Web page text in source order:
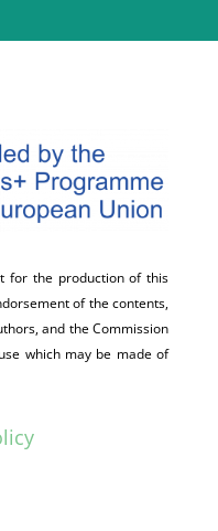
for the production of this
of the contents,
and the Commission
which may be made of